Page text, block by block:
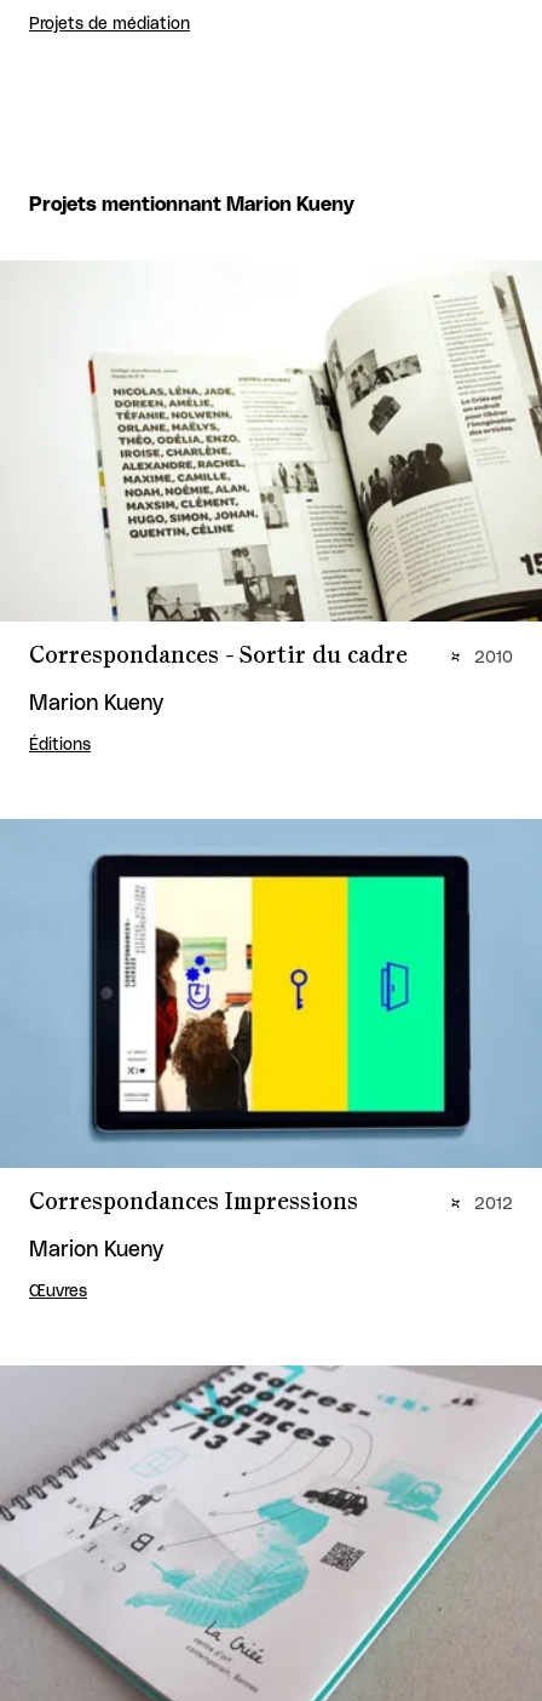
Projets de médiation
Projets mentionnant Marion Kueny
Correspondances - Sortir du cadre
Marion Kueny
Éditions
2010
Correspondances Impressions
Marion Kueny
Œuvres
2012